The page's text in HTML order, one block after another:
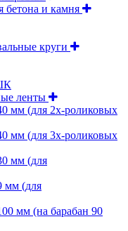
и камня
круги
ленты
мм (для 2х-роликовых
мм (для 3х-роликовых
мм (для
мм (для
мм (на барабан 90